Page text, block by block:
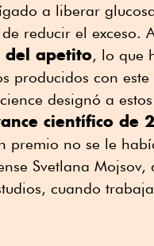
a liberar
reducir el exceso.
del apetito, lo que
producidos con
designó a
científico de
premio no se le
Svetlana
cuando